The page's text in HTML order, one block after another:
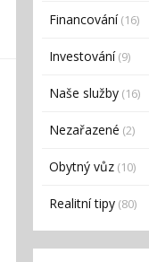
Financování(16)
Investování(9)
Naše služby (16)
Nezařazené (2)
Obytný vůz (10)
Realitní tipy (80)